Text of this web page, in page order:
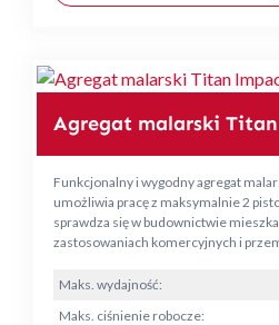
Agregat malarski
Funkcjonalny i wygodny agregat
umożliwia pracę z maksymalnie 2
sprawdza się w budownictwie
zastosowaniach komercyjnych i
Maks. wydajność:
Maks. ciśnienie robocze: